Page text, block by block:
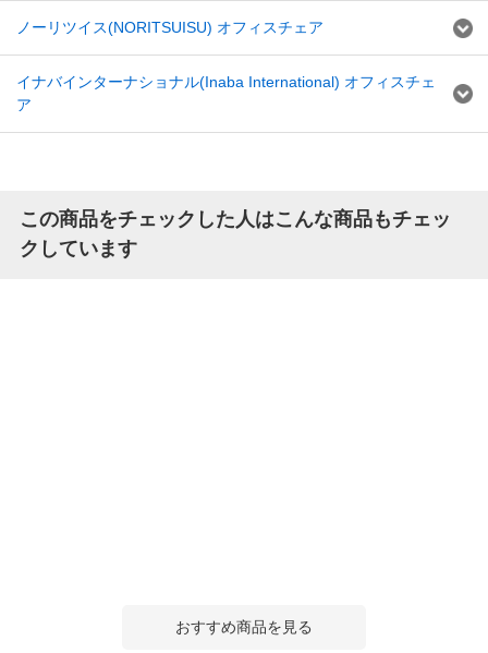
ノーリツイス(NORITSUISU) オフィスチェア
イナバインターナショナル(Inaba International) オフィスチェ
ア
この商品をチェックした人はこんな商品もチェッ
クしています
おすすめ商品を見る